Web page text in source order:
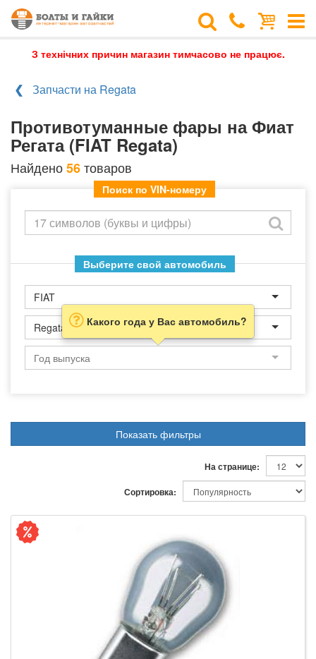
З технічних причин магазин тимчасово не працює.
Запчасти на Regata
Противотуманные фары на Фиат
Регата (FIAT Regata)
Найдено56товаров
Поиск по VIN-номеру
Выберите свой автомобиль
FIAT
Regata Какого года у Вас автомобиль?
Показать фильтры
На странице:
Сортировка: